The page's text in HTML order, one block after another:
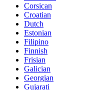
Corsican
Croatian
Dutch
Estonian
Filipino
Finnish
Frisian
Galician
Georgian
Gujarati